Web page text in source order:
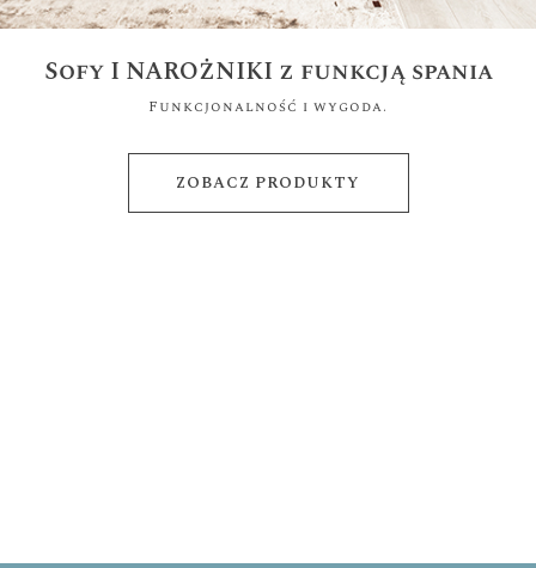
Sofy I NAROŻNIKI z funkcją spania
Funkcjonalność i wygoda.
ZOBACZ PRODUKTY